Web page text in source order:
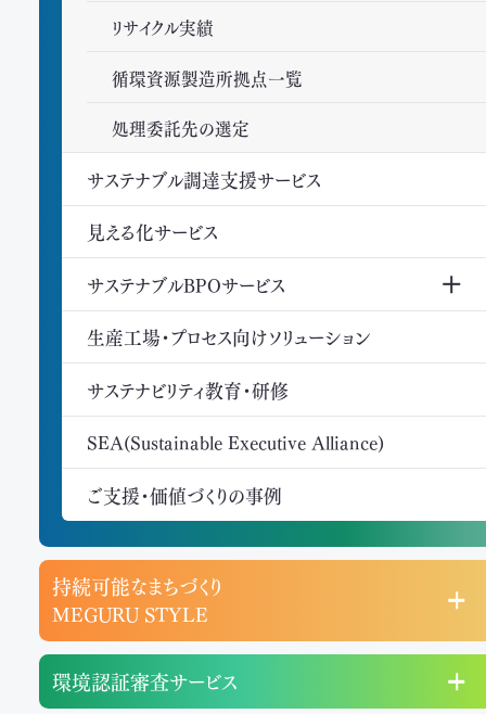
リサイクル実績
循環資源製造所拠点一覧
処理委託先の選定
サステナブル調達支援サービス
見える化サービス
サステナブルBPOサービス
生産工場・プロセス向けソリューション
サステナビリティ教育・研修
SEA(Sustainable Executive Alliance)
ご支援・価値づくりの事例
持続可能なまちづくり
MEGURU STYLE
環境認証審査サービス